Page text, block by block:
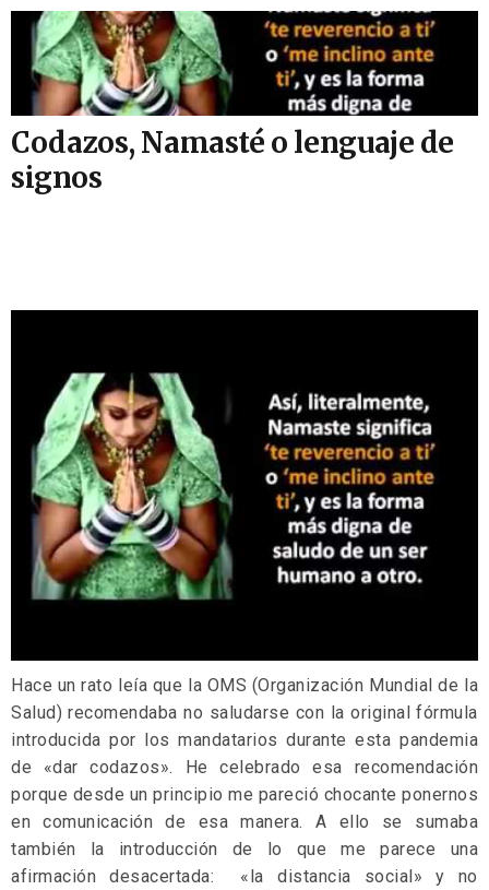
Codazos, Namasté o lenguaje de
signos
Hace un rato leía que la OMS (Organización Mundial de la
Salud) recomendaba no saludarse con la original fórmula
introducida por los mandatarios durante esta pandemia
de «dar codazos». He celebrado esa recomendación
porque desde un principio me pareció chocante ponernos
en comunicación de esa manera. A ello se sumaba
también la introducción de lo que me parece una
afirmación desacertada: «la distancia social» y no